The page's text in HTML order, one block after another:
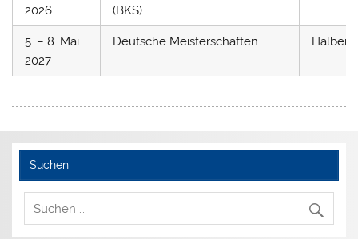
2026
(BKS)
5. – 8. Mai
2027
Deutsche Meisterschaften
Suchen